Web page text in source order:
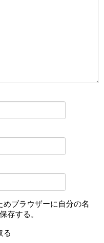
ブラウザーに自分の名
存する。
る